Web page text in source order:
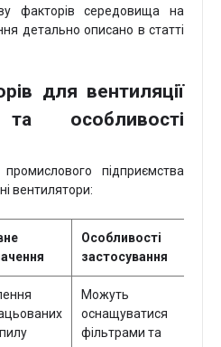
факторів середовища на
детально описано в статті
для вентиляції
особливості
підприємства
вентилятори:
Особливості
застосування
Можуть
оснащуватися
фільтрами та